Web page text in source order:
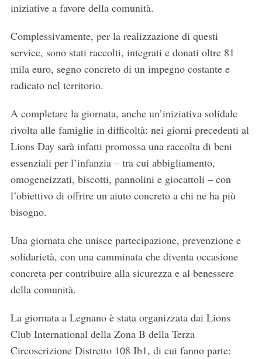
iniziative a favore della comunità.
Complessivamente, per la realizzazione di questi
service, sono stati raccolti, integrati e donati oltre 81
mila euro, segno concreto di un impegno costante e
radicato nel territorio.
A completare la giornata, anche un’iniziativa solidale
rivolta alle famiglie in difficoltà: nei giorni precedenti al
Lions Day sarà infatti promossa una raccolta di beni
essenziali per l’infanzia – tra cui abbigliamento,
omogeneizzati, biscotti, pannolini e giocattoli – con
l’obiettivo di offrire un aiuto concreto a chi ne ha più
bisogno.
Una giornata che unisce partecipazione, prevenzione e
solidarietà, con una camminata che diventa occasione
concreta per contribuire alla sicurezza e al benessere
della comunità.
La giornata a Legnano è stata organizzata dai Lions
Club International della Zona B della Terza
Circoscrizione Distretto 108 Ib1, di cui fanno parte: